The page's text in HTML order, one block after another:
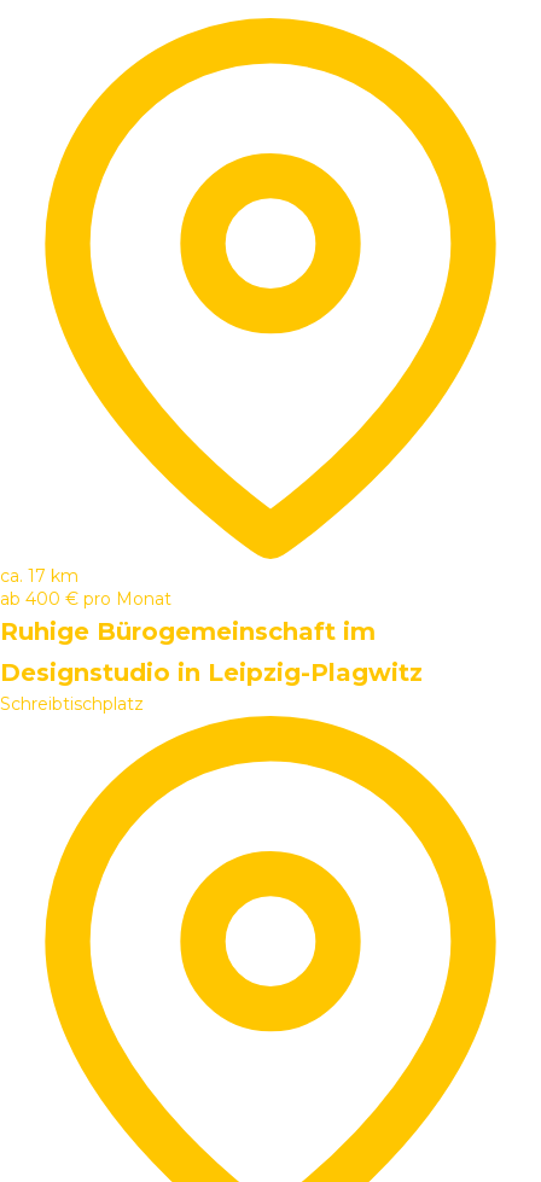
ca. 17 km
ab 400 € pro Monat
Ruhige Bürogemeinschaft im
Designstudio in Leipzig-Plagwitz
Schreibtischplatz